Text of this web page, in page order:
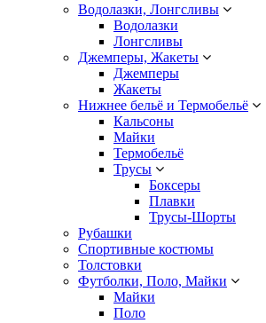
Водолазки, Лонгсливы
Водолазки
Лонгсливы
Джемперы, Жакеты
Джемперы
Жакеты
Нижнее бельё и Термобельё
Кальсоны
Майки
Термобельё
Трусы
Боксеры
Плавки
Трусы-Шорты
Рубашки
Спортивные костюмы
Толстовки
Футболки, Поло, Майки
Майки
Поло